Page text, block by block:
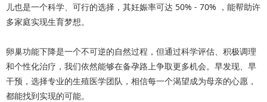
儿也是一个科学、可行的选择，其妊娠率可达 50% - 70% ，能帮助许
多家庭实现生育梦想。
卵巢功能下降是一个不可逆的自然过程，但通过科学评估、积极调理
和个性化治疗，我们依然能够在备孕路上争取更多机会。早发现、早
干预，选择专业的生殖医学团队，相信每一个渴望成为母亲的心愿，
都能找到实现的可能。